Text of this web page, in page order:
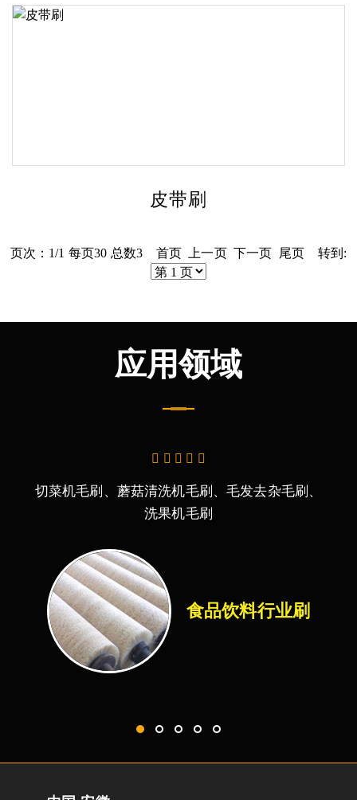
皮带刷
页次：1/1 每页30 总数3 首页 上一页 下一页 尾页 转到:
应用领域
定型机毛刷轮、针板、链条、布夹、烧毛、磨毛
机毛刷、刷毛机毛刷、精梳机毛刷、细纱机毛刷